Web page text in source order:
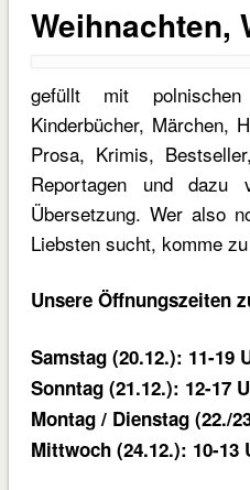
Weihnachten,
gefüllt mit
Kinderbücher, Märchen,
Prosa, Krimis,
Reportagen und
Übersetzung. Wer also
Liebsten sucht, komme
Unsere Öffnungszeiten
Samstag (20.12.): 11-19
Sonntag (21.12.): 12-17
Montag / Dienstag (22./
Mittwoch (24.12.): 10-13